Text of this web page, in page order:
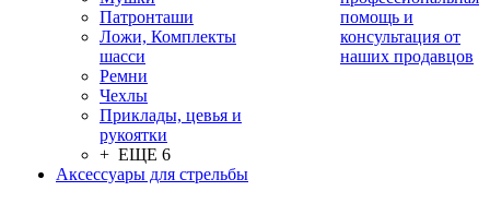
Патронташи
Ложи, Комплекты
шасси
Ремни
Чехлы
Приклады, цевья и
рукоятки
+ ЕЩЕ 6
Аксессуары для стрельбы
помощь и
консультация от
наших продавцов